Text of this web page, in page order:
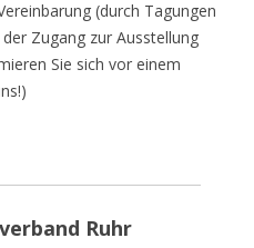
(durch Tagungen
Zugang zur Ausstellung
Sie sich vor einem
Ruhr